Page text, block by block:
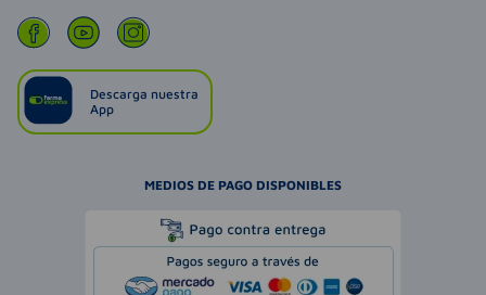
Descarga nuestra
App
MEDIOS DE PAGO DISPONIBLES